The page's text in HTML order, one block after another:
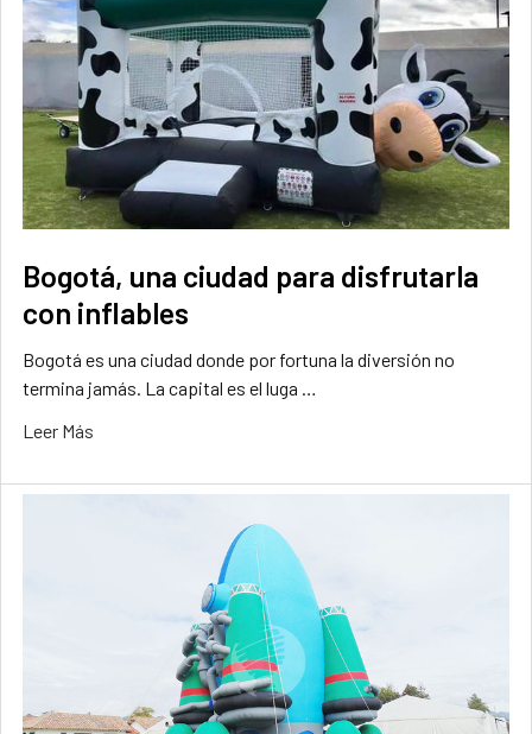
Bogotá, una ciudad para disfrutarla
con inflables
Bogotá es una ciudad donde por fortuna la diversión no
termina jamás. La capital es el luga …
Leer Más